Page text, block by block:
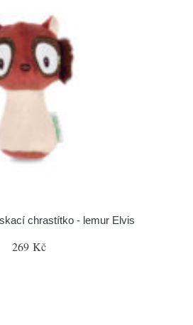
chrastítko - lemur Elvis
269 Kč